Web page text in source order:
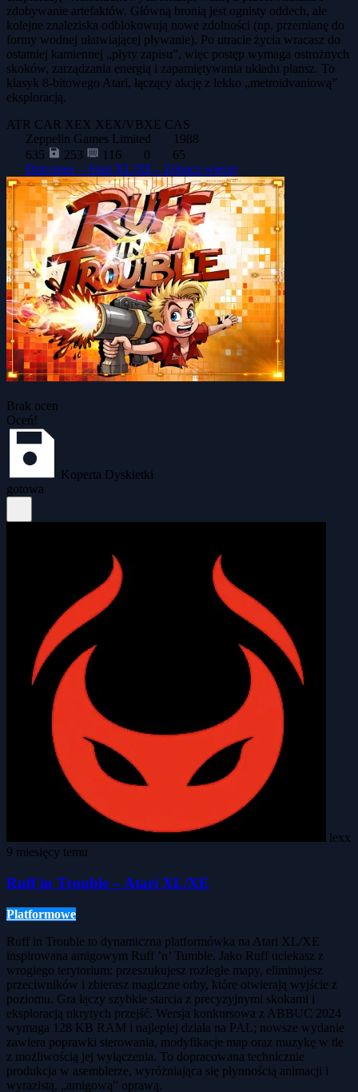
zdobywanie artefaktów. Główną bronią jest ognisty oddech, ale
kolejne znaleziska odblokowują nowe zdolności (np. przemianę do
formy wodnej ułatwiającej pływanie). Po utracie życia wracasz do
ostatniej kamiennej „płyty zapisu”, więc postęp wymaga ostrożnych
skoków, zarządzania energią i zapamiętywania układu plansz. To
klasyk 8-bitowego Atari, łączący akcję z lekko „metroidvaniową”
eksploracją.
ATR CAR XEX XEX/VBXE CAS
Zeppelin Games Limited
1988
635
253 116 0
65
Draconus – Atari XL/XE - Zobacz więcej
Brak ocen
Oceń!
Koperta Dyskietki
gotowa
lexx
9 miesięcy temu
Ruff in Trouble – Atari XL/XE
Platformowe
Ruff in Trouble to dynamiczna platformówka na Atari XL/XE
inspirowana amigowym Ruff ’n’ Tumble. Jako Ruff uciekasz z
wrogiego terytorium: przeszukujesz rozległe mapy, eliminujesz
przeciwników i zbierasz magiczne orby, które otwierają wyjście z
poziomu. Gra łączy szybkie starcia z precyzyjnymi skokami i
eksploracją ukrytych przejść. Wersja konkursowa z ABBUC 2024
wymaga 128 KB RAM i najlepiej działa na PAL; nowsze wydanie
zawiera poprawki sterowania, modyfikacje map oraz muzykę w tle
z możliwością jej wyłączenia. To dopracowana technicznie
produkcja w asemblerze, wyróżniająca się płynnością animacji i
wyrazistą, „amigową” oprawą.